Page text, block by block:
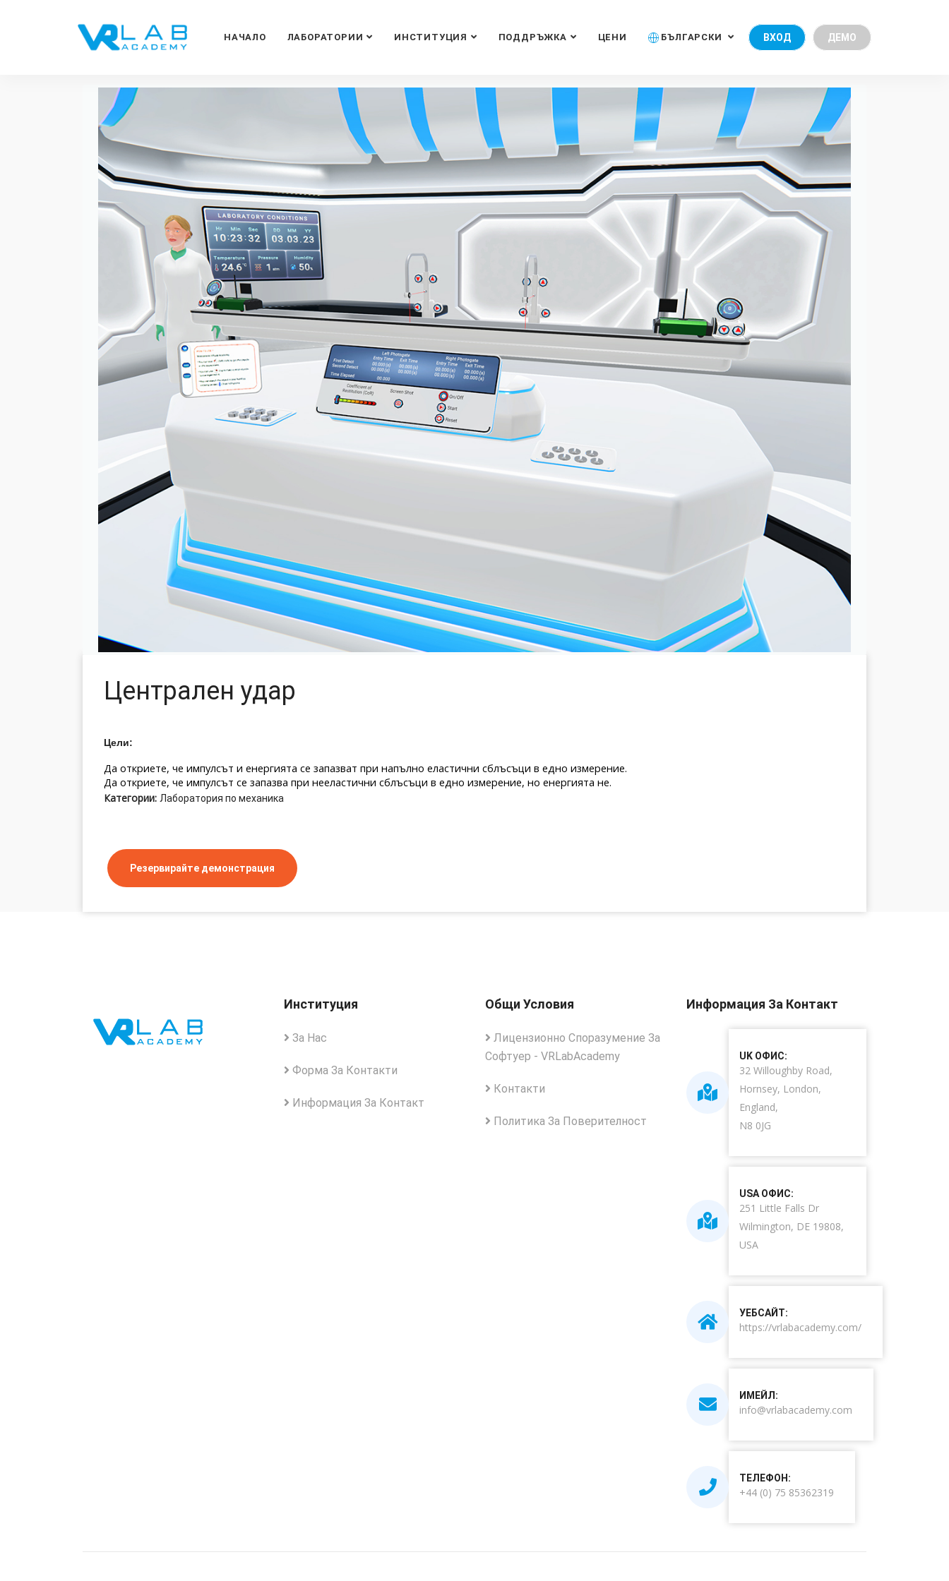
ВХОД ДЕМО
НАЧАЛО ЛАБОРАТОРИИ ИНСТИТУЦИЯ ПОДДРЪЖКА ЦЕНИ БЪЛГАРСКИ
Централен удар
Цели:
Да откриете, че импулсът и енергията се запазват при напълно еластични сблъсъци в едно измерение.
Да откриете, че импулсът се запазва при нееластични сблъсъци в едно измерение, но енергията не.
Категории: Лаборатория по механика
Резервирайте демонстрация
Институция
За Нас
Форма За Контакти
Информация За Контакт
Общи Условия
Лицензионно Споразумение За
Софтуер - VRLabAcademy
Контакти
Политика За Поверителност
Информация За Контакт
UK ОФИС:
32 Willoughby Road,
Hornsey, London,
England,
N8 0JG
USA ОФИС:
251 Little Falls Dr
Wilmington, DE 19808,
USA
УЕБСАЙТ:
https://vrlabacademy.com/
ИМЕЙЛ:
info@vrlabacademy.com
ТЕЛЕФОН:
+44 (0) 75 85362319